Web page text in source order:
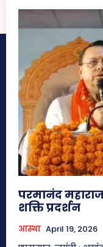
परमानंद
शक्ति प्रदर्शन
आस्था April 19, 2026